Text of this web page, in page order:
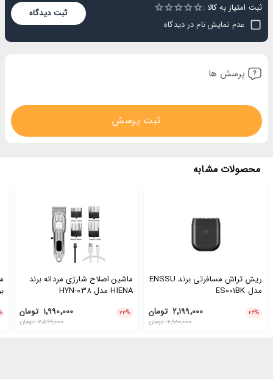
ثبت امتیاز به کالا :
1 Star
2 Stars
3 Stars
4 Stars
5 Stars
Empty
عدم نمایش نام در دیدگاه
ثبت دیدگاه
پرسش ها
ثبت پرسش
محصولات مشابه
ریش تراش مسافرتی برند ENSSU
مدل ES001BK
۲۶% ۲٬۱۹۹٬۰۰۰ تومان
۲٬۹۸۰٬۰۰۰تومان
ماشین اصلاح شارژی مردانه برند
HIENA مدل HYN-038
۲۳% ۱٬۹۹۰٬۰۰۰ تومان
۲٬۵۹۹٬۰۰۰تومان